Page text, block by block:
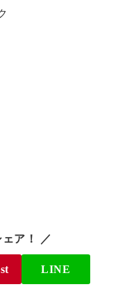
ア！ ／
LINE